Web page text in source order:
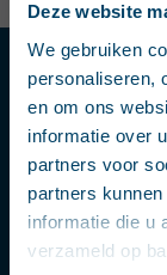
Deze website
We gebruiken
personaliseren,
en om ons
informatie over
partners voor
partners
informatie die u
verzameld op
English
Français
Deutsch
expert.
Contact an